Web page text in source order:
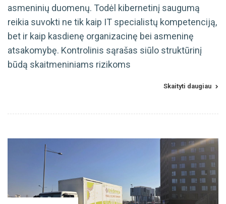
asmeninių duomenų. Todėl kibernetinį saugumą
reikia suvokti ne tik kaip IT specialistų kompetenciją,
bet ir kaip kasdienę organizacinę bei asmeninę
atsakomybę. Kontrolinis sąrašas siūlo struktūrinį
būdą skaitmeniniams rizikoms
Skaityti daugiau